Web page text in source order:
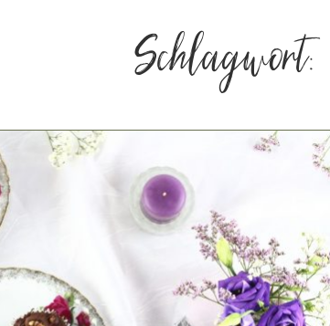
Schlagwort: